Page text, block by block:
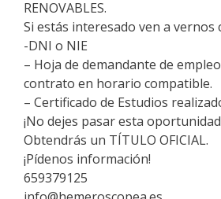
RENOVABLES.
Si estás interesado ven a vernos
-DNI o NIE
– Hoja de demandante de
contrato en horario compatible.
– Certificado de Estudios
¡No dejes pasar esta
Obtendrás un TÍTULO OFICIAL.
¡Pídenos información!
659379125